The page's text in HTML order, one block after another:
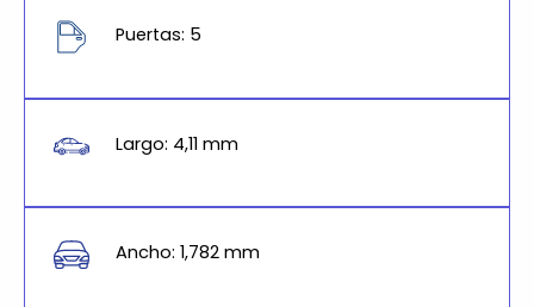
Puertas: 5
Largo: 4,11 mm
Ancho: 1,782 mm